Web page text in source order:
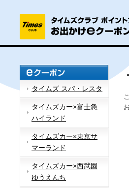
タイムズ スパ・レスタ
タイムズカー×富士急
ハイランド
タイムズカー×東京サ
マーランド
タイムズカー×西武園
ゆうえんち